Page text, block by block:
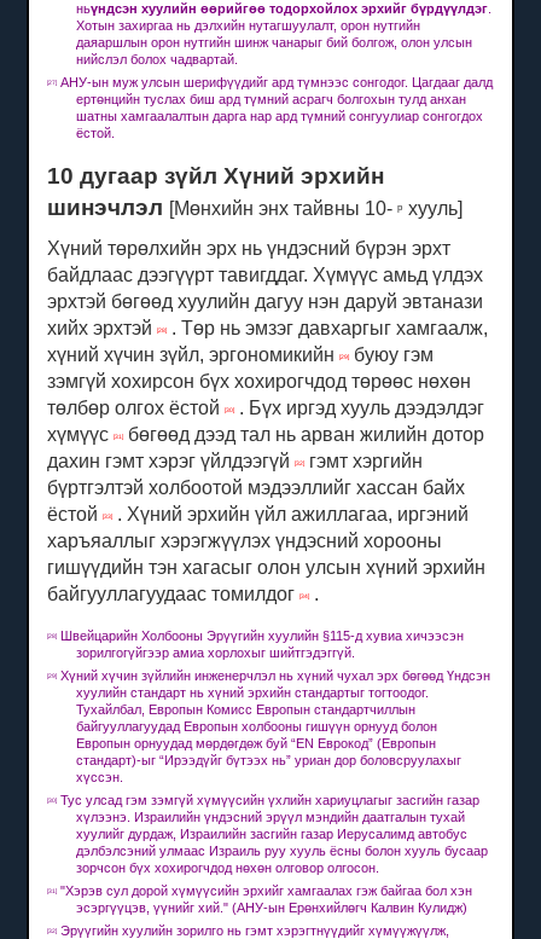
ньүндсэн хуулийн өөрийгөө тодорхойлох эрхийг бүрдүүлдэг
Хотын захиргаа нь дэлхийн нутагшуулалт, орон нутгийн
даяаршлын орон нутгийн шинж чанарыг бий болгож, олон улсын
нийслэл болох чадвартай.
[27] АНУ-ын муж улсын шерифүүдийг ард түмнээс сонгодог.Цагдааг далд
ертөнцийн туслах биш ард түмний асрагч болгохын тулд анхан
шатны хамгаалалтын дарга нар ард түмний сонгуулиар сонгогдох
ёстой.
10 дугаар зүйл Хүний эрхийн
шинэчлэл [Мөнхийн энх тайвны 10-р
хууль]
Хүний төрөлхийн эрх нь үндэсний бүрэн эрхт
байдлаас дээгүүрт тавигддаг. Хүмүүс амьд үлдэх
эрхтэй бөгөөд хуулийн дагуу нэн даруй эвтанази
хийх эрхтэй[28] .Төр нь эмзэг давхаргыг хамгаалж,
хүний ​​хүчин зүйл, эргономикийн[29]
буюу гэм
зэмгүй хохирсон бүх хохирогчдод төрөөс нөхөн
төлбөр олгох ёстой[30] . Бүх иргэд хууль дээдэлдэг
хүмүүс[31]
бөгөөд дээд тал нь арван жилийн дотор
дахин гэмт хэрэг үйлдээгүй[32]
гэмт хэргийн
бүртгэлтэй холбоотой мэдээллийг хассан байх
ёстой[33] . Хүний эрхийн үйл ажиллагаа, иргэний
харъяаллыг хэрэгжүүлэх үндэсний хорооны
гишүүдийн тэн хагасыг олон улсын хүний ​​эрхийн
байгууллагуудаас томилдог[34] .
[28]
Швейцарийн Холбооны Эрүүгийн хуулийн §115-д хувиа хичээсэн
зорилгогүйгээр амиа хорлохыг шийтгэдэггүй.
[29]
Хүний хүчин зүйлийн инженерчлэл нь хүний ​​чухал эрх бөгөөд Үндсэн
хуулийн стандарт нь хүний ​​эрхийн стандартыг тогтоодог.
Тухайлбал, Европын Комисс Европын стандартчиллын
байгууллагуудад Европын холбооны гишүүн орнууд болон
Европын орнуудад мөрдөгдөж буй “EN Еврокод” (Европын
стандарт)-ыг “Ирээдүйг бүтээх нь” уриан дор боловсруулахыг
хүссэн.
[30]
Тус улсад гэм зэмгүй хүмүүсийн үхлийн хариуцлагыг засгийн газар
хүлээнэ.Израилийн үндэсний эрүүл мэндийн даатгалын тухай
хуулийг дурдаж, Израилийн засгийн газар Иерусалимд автобус
дэлбэлсэний улмаас Израиль руу хууль ёсны болон хууль бусаар
зорчсон бүх хохирогчдод нөхөн олговор олгосон.
[31]
"Хэрэв сул дорой хүмүүсийн эрхийг хамгаалах гэж байгаа бол хэн
эсэргүүцэв, үүнийг хий."(АНУ-ын Ерөнхийлөгч Калвин Кулидж)
[32]
Эрүүгийн хуулийн зорилго нь гэмт хэрэгтнүүдийг хүмүүжүүлж,